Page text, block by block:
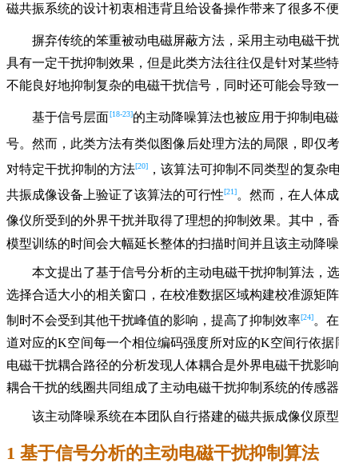
磁共振系统的设计初衷相违背且给设备操作带来了很多不便
摒弃传统的笨重被动电磁屏蔽方法，采用主动电磁干
具有一定干扰抑制效果，但是此类方法往往仅是针对某些
不能良好地抑制复杂的电磁干扰信号，同时还可能会导致
基于信号层面 [18-23]的主动降噪算法也被应用于抑制电
号。然而，此类方法有类似图像后处理方法的局限，即仅
对特定干扰抑制的方法[20]
，该算法可抑制不同类型的复杂
共振成像设备上验证了该算法的可行性[21]。然而，在人体
像仪所受到的外界干扰并取得了理想的抑制效果。其中，
模型训练的时间会大幅延长整体的扫描时间并且该主动降
本文提出了基于信号分析的主动电磁干扰抑制算法，
选择合适大小的相关窗口，在校准数据区域构建校准源矩
制时不会受到其他干扰峰值的影响，提高了抑制效率[24]。
道对应的K空间每一个相位编码强度所对应的K空间行依
电磁干扰耦合路径的分析发现人体耦合是外界电磁干扰影
耦合干扰的线圈共同组成了主动电磁干扰抑制系统的传感器
该主动降噪系统在本团队自行搭建的磁共振成像仪原
1 基于信号分析的主动电磁干扰抑制算法